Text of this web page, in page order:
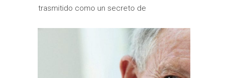
trasmitido como un secreto de